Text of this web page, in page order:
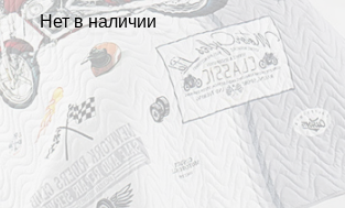
Нет в наличии